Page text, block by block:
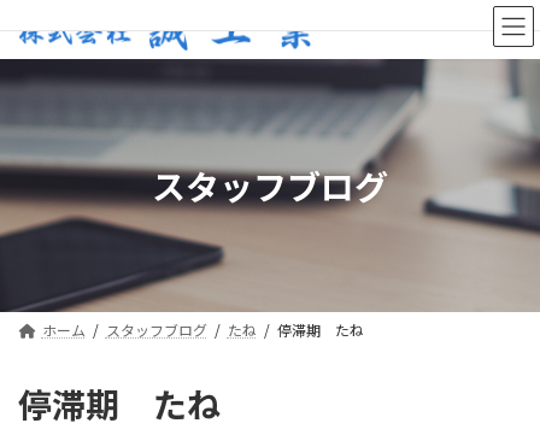
ン
テ
ン
へ
ス
ッ
プ
ビ
ゲ
ー
ョ
ン
移
動
スタッフブログ
ホーム スタッフブログ たね 停滞期 たね
停滞期 たね